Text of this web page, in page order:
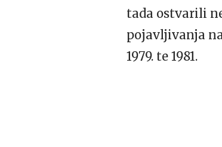
tada ostvarili
pojavljivanja na
1979. te 1981.